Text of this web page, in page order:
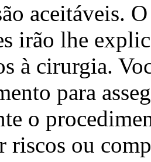
aceitáveis.
irão lhe
à cirurgia.
para
o
riscos ou